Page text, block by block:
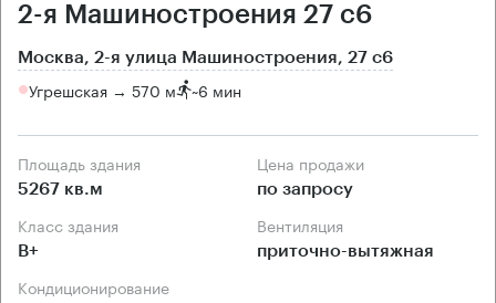
2-я Машиностроения 27 с6
Москва, 2-я улица Машиностроения, 27 с6
Угрешская → 570 м ~6 мин
Площадь здания
5267 кв.м
Цена продажи
по запросу
Класс здания
B+
Вентиляция
приточно-вытяжная
Кондиционирование